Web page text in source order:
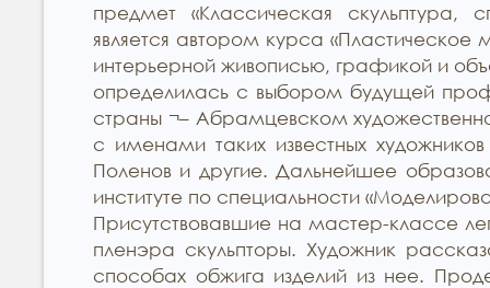
предмет «Классическая скульптура,
является автором курса
интерьерной живописью, графикой и
определилась с выбором будущей
страны ¬– Абрамцевском
с именами таких известных
Поленов и другие. Дальнейшее
институте по специальности
Присутствовавшие на мастер-классе
пленэра скульпторы. Художник
способах обжига изделий из нее.